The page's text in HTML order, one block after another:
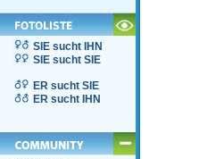
SIE sucht IHN
SIE sucht SIE
ER sucht SIE
ER sucht IHN